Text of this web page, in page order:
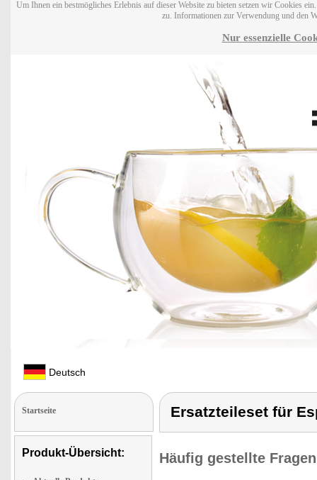
Um Ihnen ein bestmögliches Erlebnis auf dieser Website zu bieten setzen wir Cookies
zu. Informationen zur Verwendung und den
Nur essenzielle
Deutsch
Startseite
Produkt-Übersicht:
Ersatzteileset für
Häufig gestellte